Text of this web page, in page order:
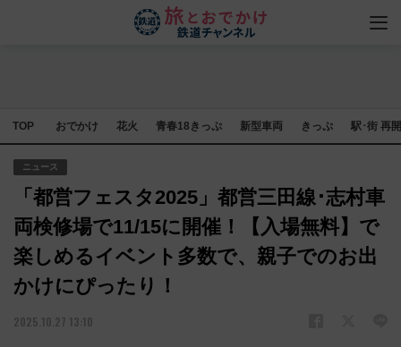
TOP おでかけ 花火 青春18きっぷ 新型車両 きっぷ 駅･街 再
ニュース
「都営フェスタ2025」都営三田線･志村車
両検修場で11/15に開催！【入場無料】で
楽しめるイベント多数で、親子でのお出
かけにぴったり！
2025.10.27 13:10